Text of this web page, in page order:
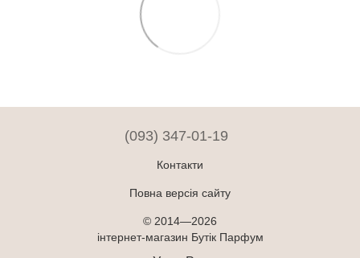
(093) 347-01-19
Контакти
Повна версія сайту
© 2014—2026
інтернет-магазин Бутік Парфум